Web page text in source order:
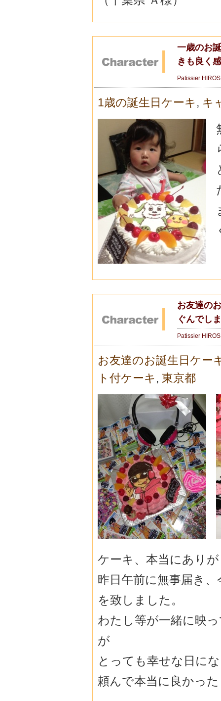
一歳のお
きも良く
Patissier
1歳の誕生日ケーキ , キ
お友達の
ぐんでし
Patissier
お友達のお誕生日ケー
ト付ケーキ , 東京都
ケーキ、本当にあり
昨日午前に無事届き
を致しました。
わたし等が一緒に映
が
とっても幸せな日に
頼んで本当に良かっ